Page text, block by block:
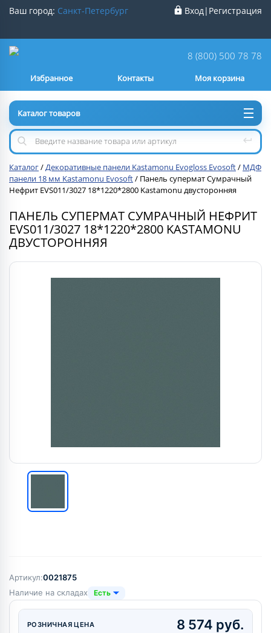
Ваш город: Санкт-Петербург
Нет
Вход| Регистрация
8 (800) 500 78 78
Контакты
Избранное Моя корзина
Каталог товаров
Каталог/Декоративные панели Kastamonu Evogloss Evosoft/ МДФ
панели 18 мм Kastamonu Evosoft/ Панель супермат Сумрачный
Нефрит EVS011/3027 18*1220*2800 Kastamonu двусторонняя
ПАНЕЛЬ СУПЕРМАТ СУМРАЧНЫЙ НЕФРИТ
EVS011/3027 18*1220*2800 KASTAMONU
ДВУСТОРОННЯЯ
Артикул:0021875
Наличие на складах
Есть
РОЗНИЧНАЯ ЦЕНА 8 574 руб.